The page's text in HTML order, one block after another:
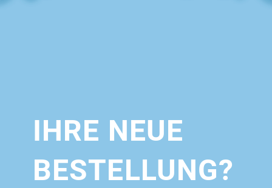
IHRE NEUE
BESTELLUNG?